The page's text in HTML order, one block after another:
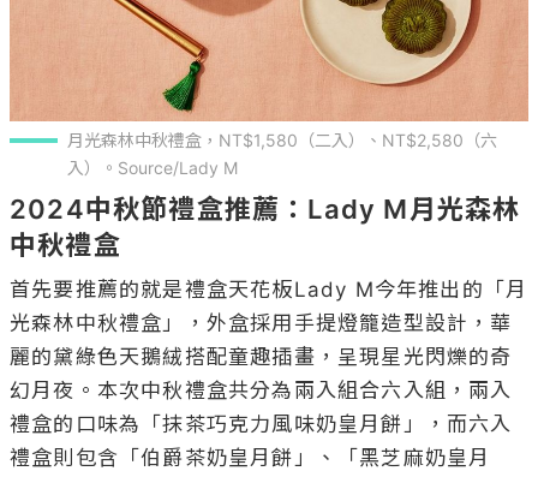
月光森林中秋禮盒，NT$1,580（二入）、NT$2,580（六
入）。Source/Lady M
2024中秋節禮盒推薦：Lady M月光森林
中秋禮盒
首先要推薦的就是禮盒天花板Lady M今年推出的「月
光森林中秋禮盒」，外盒採用手提燈籠造型設計，華
麗的黛綠色天鵝絨搭配童趣插畫，呈現星光閃爍的奇
幻月夜。本次中秋禮盒共分為兩入組合六入組，兩入
禮盒的口味為「抹茶巧克力風味奶皇月餅」，而六入
禮盒則包含「伯爵茶奶皇月餅」、「黑芝麻奶皇月